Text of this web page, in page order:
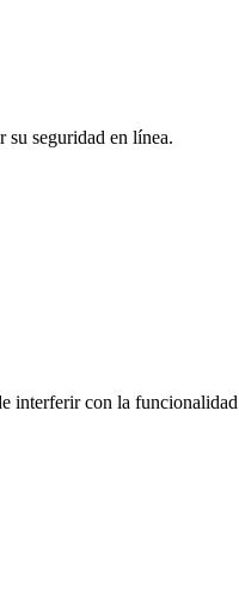
su seguridad en línea.
interferir con la